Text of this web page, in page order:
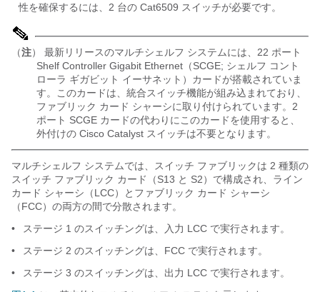
性を確保するには、2 台の Cat6509 スイッチが必要です。
（注） 最新リリースのマルチシェルフ システムには、22 ポート
Shelf Controller Gigabit Ethernet（SCGE; シェルフ コント
ローラ ギガビット イーサネット）カードが搭載されていま
す。このカードは、統合スイッチ機能が組み込まれており、
ファブリック カード シャーシに取り付けられています。2
ポート SCGE カードの代わりにこのカードを使用すると、
外付けの Cisco Catalyst スイッチは不要となります。
マルチシェルフ システムでは、スイッチ ファブリックは 2 種類の
スイッチ ファブリック カード（S13 と S2）で構成され、ライン
カード シャーシ（LCC）とファブリック カード シャーシ
（FCC）の両方の間で分散されます。
•
ステージ 1 のスイッチングは、入力 LCC で実行されます。
•
ステージ 2 のスイッチングは、FCC で実行されます。
•
ステージ 3 のスイッチングは、出力 LCC で実行されます。